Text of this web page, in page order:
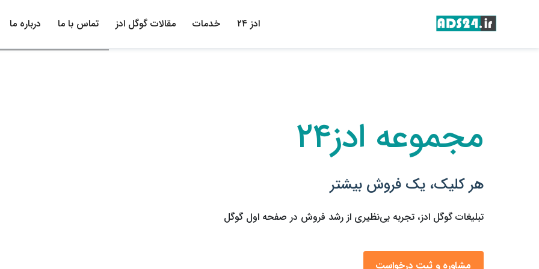
ادز ۲۴ خدمات مقالات گوگل ادز تماس با ما درباره ما
مجموعه ادز۲۴
هر کلیک، یک فروش بیشتر
تبلیغات گوگل ادز، تجربه بی‌نظیری از رشد فروش در صفحه اول گوگل
مشاوره و ثبت درخواست